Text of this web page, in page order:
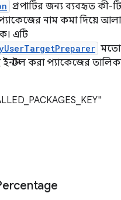
প্রপার্টির জন্য ব্যবহৃত কী-
নাম কমা দিয়ে
এটি
মতো
ইনস্টল করা প্যাকেজের